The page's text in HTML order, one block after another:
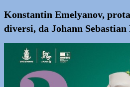
Konstantin Emelyanov,
diversi, da Johann